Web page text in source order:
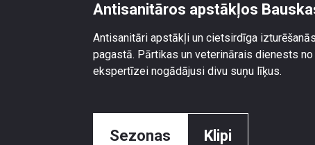
Antisanitāros apstākļos
Antisanitāri apstākļi un cietsirdīga
pagastā. Pārtikas un veterinārais dienests
ekspertīzei nogādājusi divu suņu līķus.
Sezonas Klipi